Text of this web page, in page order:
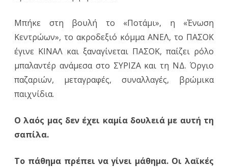
Μπήκε στη βουλή το «Ποτάμι», η «Ένωση
Κεντρώων», το ακροδεξιό κόμμα ΑΝΕΛ, το ΠΑΣΟΚ
έγινε ΚΙΝΑΛ και ξαναγίνεται ΠΑΣΟΚ, παίζει ρόλο
μπαλαντέρ ανάμεσα στο ΣΥΡΙΖΑ και τη ΝΔ. Όργιο
παζαριών, μεταγραφές, συναλλαγές, βρώμικα
παιχνίδια.
Ο λαός μας δεν έχει καμία δουλειά με αυτή τη
σαπίλα.
Το πάθημα πρέπει να γίνει μάθημα. Οι λαϊκές